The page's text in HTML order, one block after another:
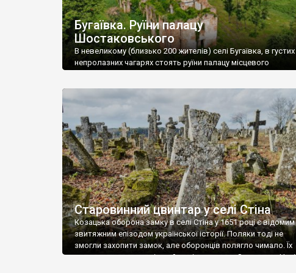
Бугаївка. Руїни палацу
Шостаковського
В невеликому (близько 200 жителів) селі Бугаївка, в густих
непролазних чагарях стоять руїни палацу місцевого
потім клуб, ще пізніше – гуртожиток. У 60-х роках минулого
століття тут розмістили туберкульозну лікарню. Коли із
палацу виїхала лікарня – ми точно не […]
Старовинний цвинтар у селі Стіна
Козацька оборона замку в селі Стіна у 1651 році є відомим
звитяжним епізодом української історії. Поляки тоді не
змогли захопити замок, але оборонців полягло чимало. Їх
поховали на цвинтарі, який тоді називався Замковим. Нині